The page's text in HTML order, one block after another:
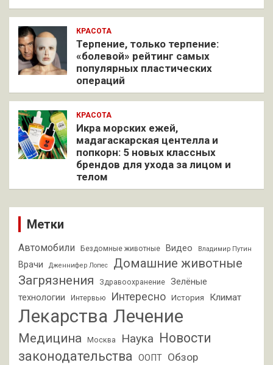
КРАСОТА
Терпение, только терпение:
«болевой» рейтинг самых
популярных пластических
операций
КРАСОТА
Икра морских ежей,
мадагаскарская центелла и
попкорн: 5 новых классных
брендов для ухода за лицом и
телом
Метки
Автомобили Бездомные животные Видео Владимир Путин
Врачи Дженнифер Лопес
Домашние животные
Загрязнения
Здравоохранение
Зелёные
технологии
Интервью Интересно История Климат
Лекарства Лечение
Медицина Москва Наука
Новости
законодательства ООПТ Обзор